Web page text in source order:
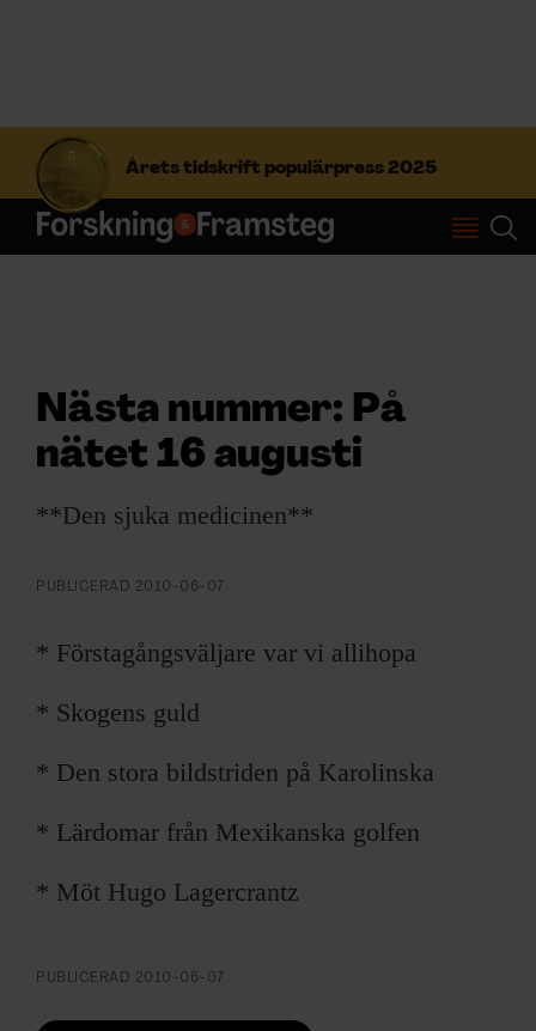
Årets tidskrift populärpress 2025
S
f
t
Prenumerera
NYHETSBREV
EVENEMANG & RESOR
SHOP
Nästa nummer: På
nätet 16 augusti
**Den sjuka medicinen**
PUBLICERAD 2010-06-07
* Förstagångsväljare var vi allihopa
* Skogens guld
* Den stora bildstriden på Karolinska
* Lärdomar från Mexikanska golfen
* Möt Hugo Lagercrantz
PUBLICERAD 2010-06-07